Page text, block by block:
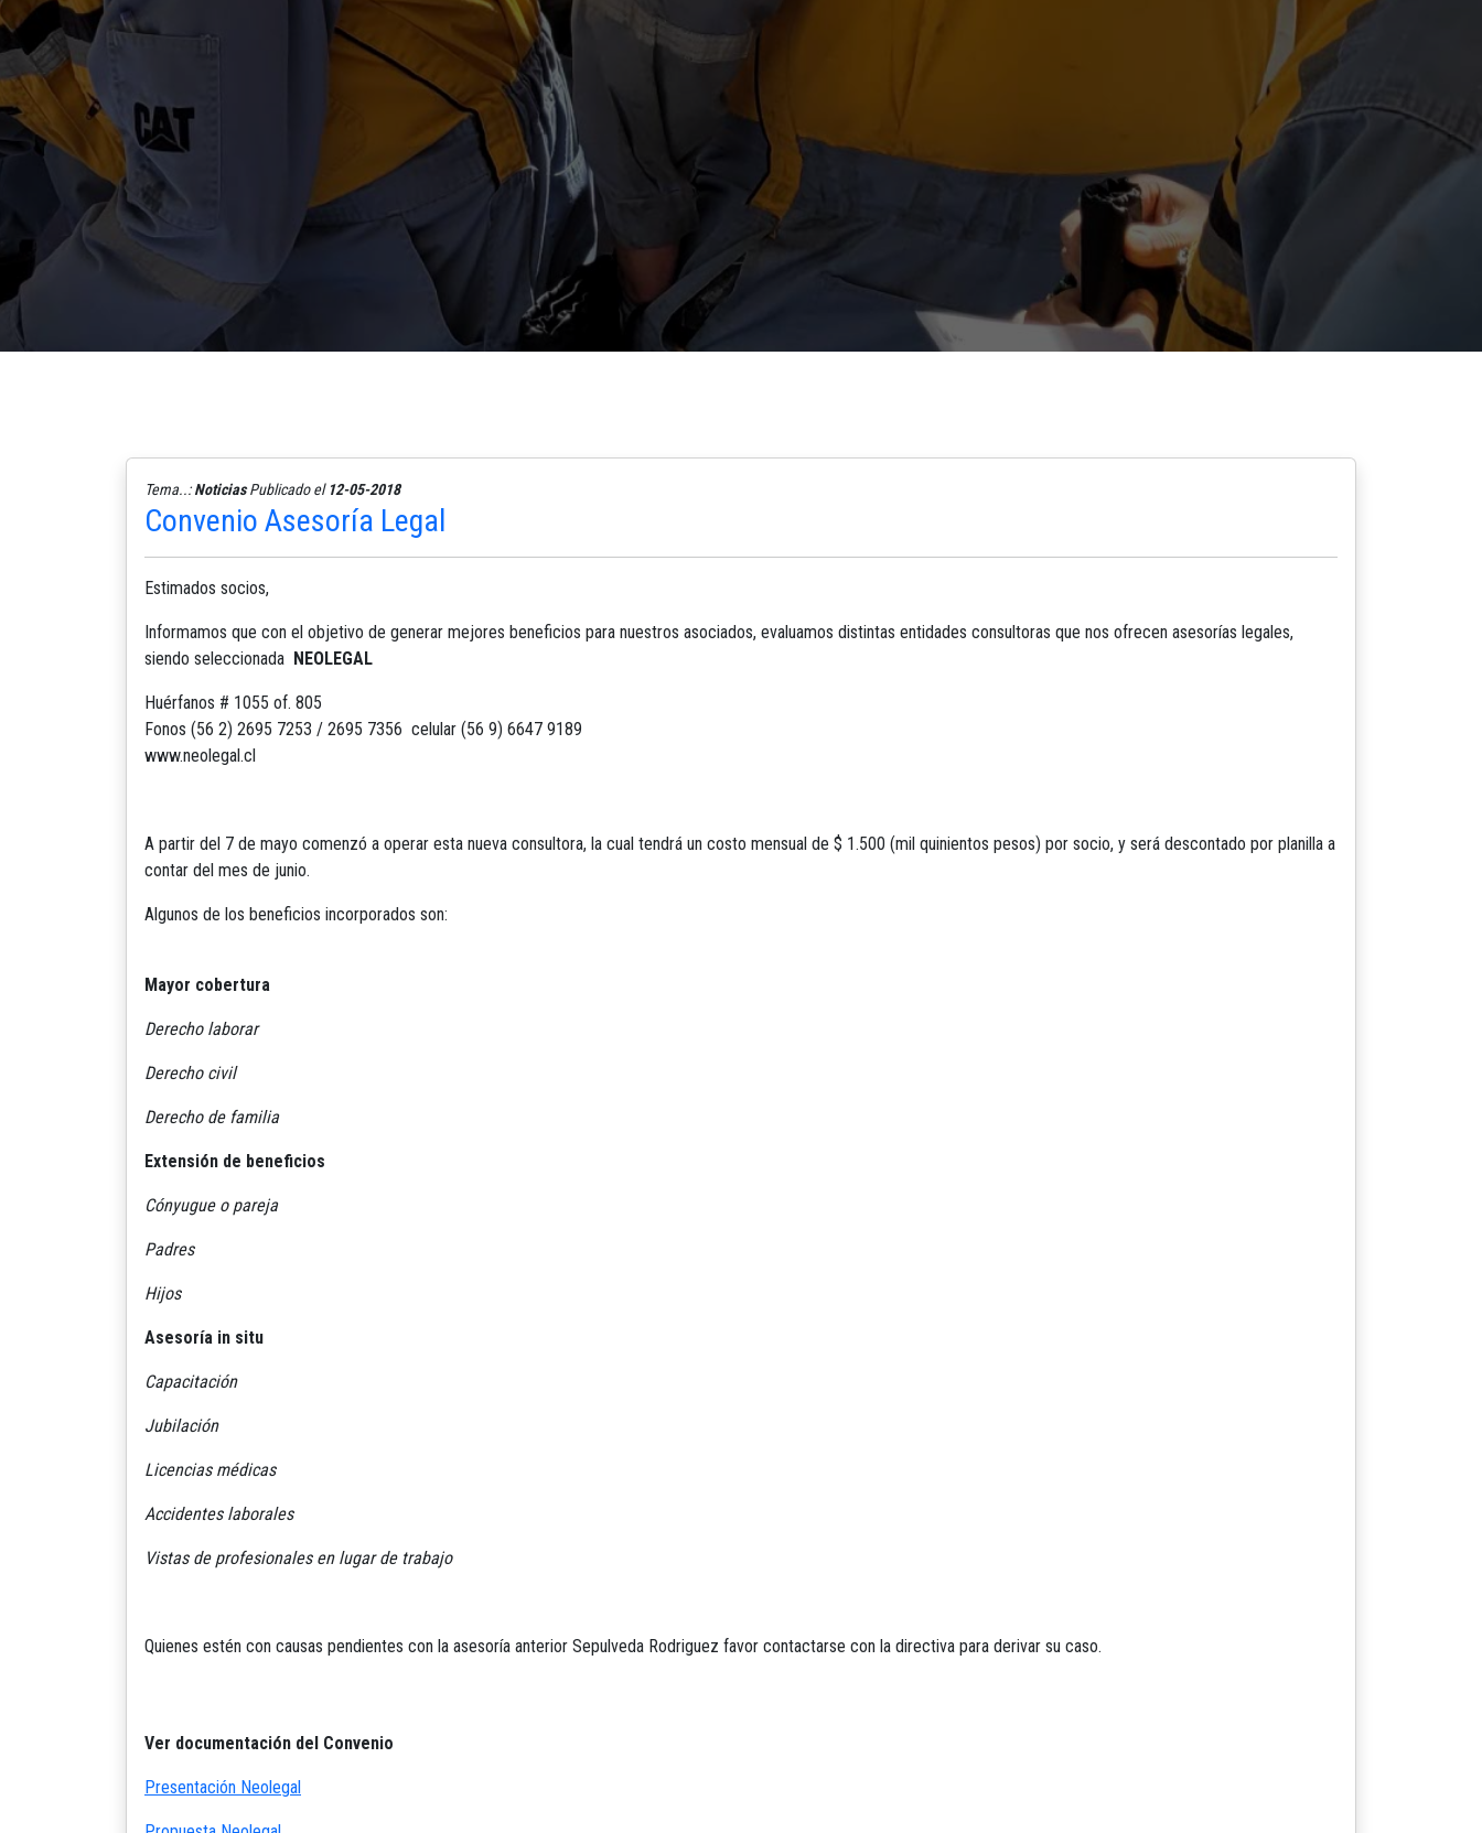
Tema..:NoticiasPublicado el 12-05-2018
Convenio Asesoría Legal
Estimados socios,
Informamos que con el objetivo de generar mejores beneficios para nuestros asociados, evaluamos distintas entidades consultoras que nos ofrecen asesorías legales,
siendo seleccionada NEOLEGAL
Huérfanos # 1055 of. 805
Fonos (56 2) 2695 7253 / 2695 7356 celular (56 9) 6647 9189
www.neolegal.cl
A partir del 7 de mayo comenzó a operar esta nueva consultora, la cual tendrá un costo mensual de $ 1.500 (mil quinientos pesos) por socio, y será descontado por planilla a
contar del mes de junio.
Algunos de los beneficios incorporados son:
Mayor cobertura
Derecho laborar
Derecho civil
Derecho de familia
Extensión de beneficios
Cónyugue o pareja
Padres
Hijos
Asesoría in situ
Capacitación
Jubilación
Licencias médicas
Accidentes laborales
Vistas de profesionales en lugar de trabajo
Quienes estén con causas pendientes con la asesoría anterior Sepulveda Rodriguez favor contactarse con la directiva para derivar su caso.
Ver documentación del Convenio
Presentación Neolegal